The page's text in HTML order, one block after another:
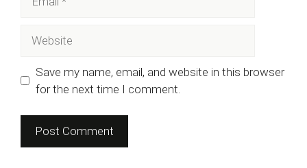
Save my name, email, and website in this browser
for the next time I comment.